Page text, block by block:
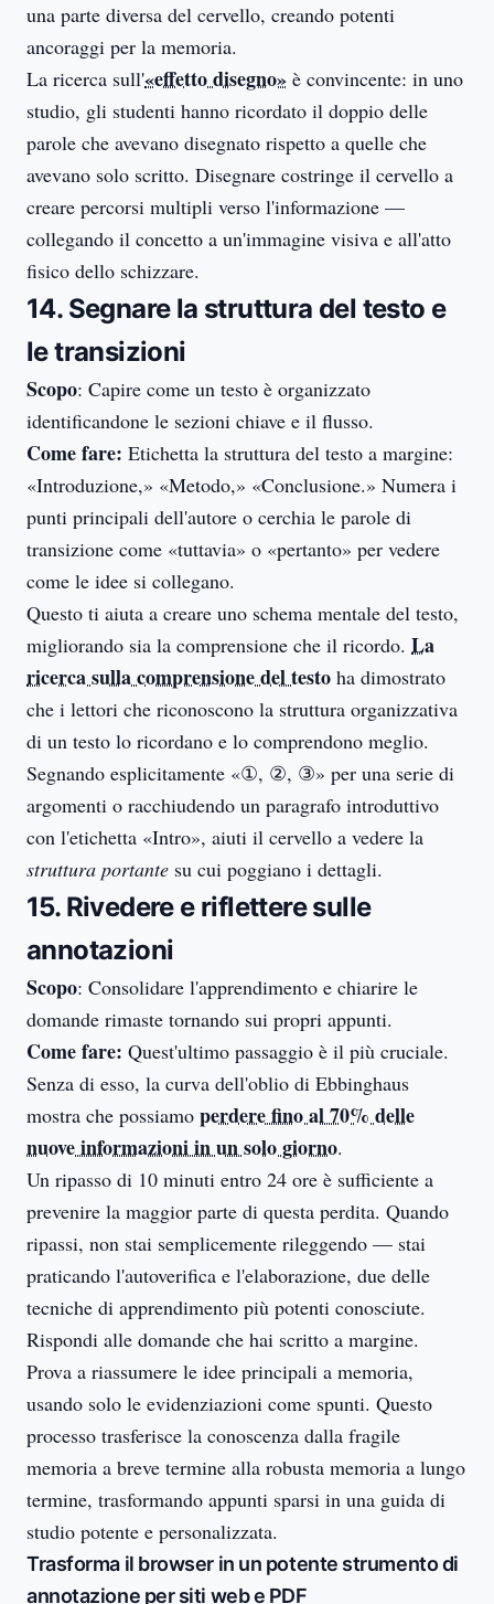
una parte diversa del cervello, creando potenti
ancoraggi per la memoria.
La ricerca sull'«effetto disegno» è convincente: in uno
studio, gli studenti hanno ricordato il doppio delle
parole che avevano disegnato rispetto a quelle che
avevano solo scritto. Disegnare costringe il cervello a
creare percorsi multipli verso l'informazione —
collegando il concetto a un'immagine visiva e all'atto
fisico dello schizzare.
14. Segnare la struttura del testo e
le transizioni
Scopo: Capire come un testo è organizzato
identificandone le sezioni chiave e il flusso.
Come fare: Etichetta la struttura del testo a margine:
«Introduzione,» «Metodo,» «Conclusione.» Numera i
punti principali dell'autore o cerchia le parole di
transizione come «tuttavia» o «pertanto» per vedere
come le idee si collegano.
Questo ti aiuta a creare uno schema mentale del testo,
migliorando sia la comprensione che il ricordo. La
ricerca sulla comprensione del testo ha dimostrato
che i lettori che riconoscono la struttura organizzativa
di un testo lo ricordano e lo comprendono meglio.
Segnando esplicitamente «①, ②, ③» per una serie di
argomenti o racchiudendo un paragrafo introduttivo
con l'etichetta «Intro», aiuti il cervello a vedere la
struttura portante su cui poggiano i dettagli.
15. Rivedere e riflettere sulle
annotazioni
Scopo: Consolidare l'apprendimento e chiarire le
domande rimaste tornando sui propri appunti.
Come fare: Quest'ultimo passaggio è il più cruciale.
Senza di esso, la curva dell'oblio di Ebbinghaus
mostra che possiamo perdere fino al 70% delle
nuove informazioni in un solo giorno.
Un ripasso di 10 minuti entro 24 ore è sufficiente a
prevenire la maggior parte di questa perdita. Quando
ripassi, non stai semplicemente rileggendo — stai
praticando l'autoverifica e l'elaborazione, due delle
tecniche di apprendimento più potenti conosciute.
Rispondi alle domande che hai scritto a margine.
Prova a riassumere le idee principali a memoria,
usando solo le evidenziazioni come spunti. Questo
processo trasferisce la conoscenza dalla fragile
memoria a breve termine alla robusta memoria a lungo
termine, trasformando appunti sparsi in una guida di
studio potente e personalizzata.
Trasforma il browser in un potente strumento di
annotazione per siti web e PDF